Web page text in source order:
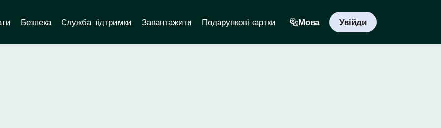
Безпека Служба підтримки Завантажити Подарункові картки Мова Увійди